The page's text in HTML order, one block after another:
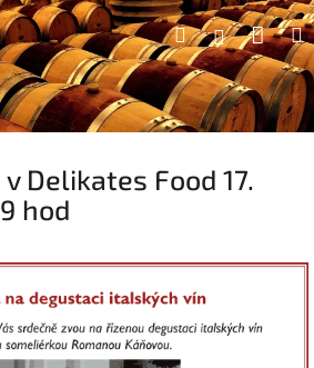
Hledat
Delikates Food 17.
hod